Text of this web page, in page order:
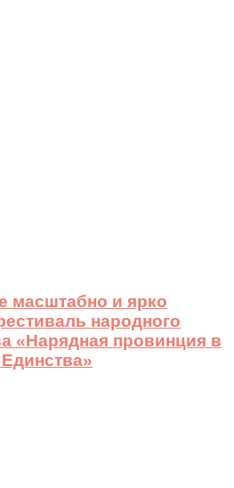
масштабно и ярко
народного
«Нарядная провинция в